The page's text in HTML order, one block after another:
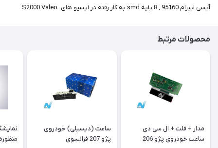
آیسی ایپرام 95160 , 8 پایه smd به کار رفته در ایسیو های S2000 Valeo
محصولات مرتبط
مدار + فلت + ال سی دی
ساعت خودروی پژو 206
ساعت (دیسپلی) خودروی
پژو 207 فرانسوی